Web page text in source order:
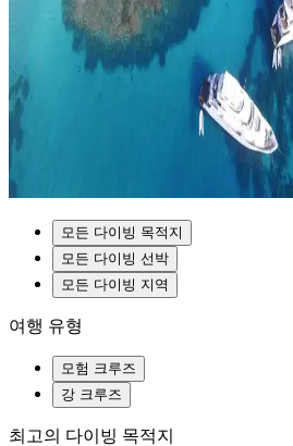
모든 다이빙 목적지
모든 다이빙 선박
모든 다이빙 지역
여행 유형
모험 크루즈
강 크루즈
최고의 다이빙 목적지